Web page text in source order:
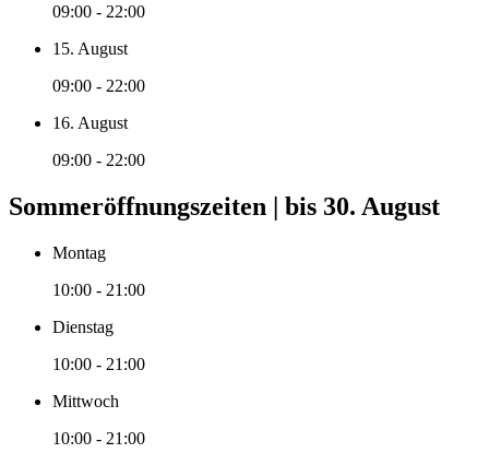
09:00 - 22:00
15. August
09:00 - 22:00
16. August
09:00 - 22:00
Sommeröffnungszeiten | bis 30. August
Montag
10:00 - 21:00
Dienstag
10:00 - 21:00
Mittwoch
10:00 - 21:00